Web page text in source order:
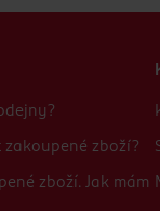
zakoupené zboží?
zboží. Jak mám